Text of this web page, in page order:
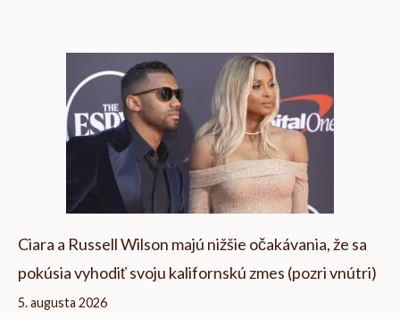
Ciara a Russell Wilson majú nižšie očakávania, že sa
pokúsia vyhodiť svoju kalifornskú zmes (pozri vnútri)
5. augusta 2026